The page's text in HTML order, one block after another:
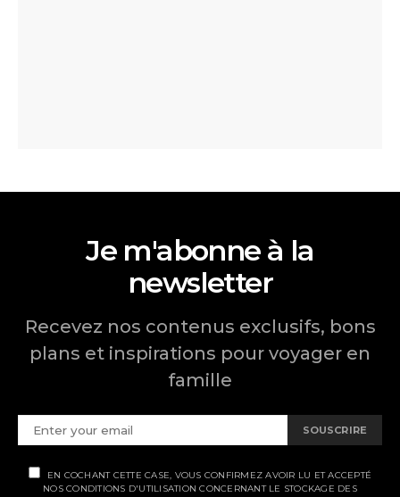
Je m'abonne à la
newsletter
Recevez nos contenus exclusifs, bons
plans et inspirations pour voyager en
famille
SOUSCRIRE
EN COCHANT CETTE CASE, VOUS CONFIRMEZ AVOIR LU ET ACCEPTÉ
NOS CONDITIONS D'UTILISATION CONCERNANT LE STOCKAGE DES